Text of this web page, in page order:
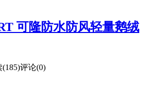
可隆防水防风轻量鹅绒
(185)评论(0)